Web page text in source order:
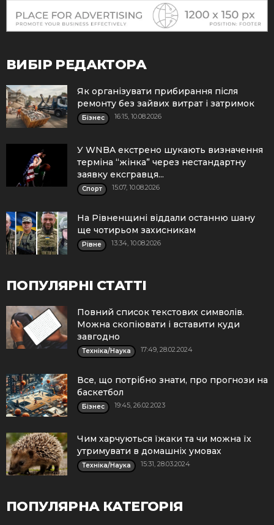
ВИБІР РЕДАКТОРА
Як організувати прибирання після
ремонту без зайвих витрат і затримок
Бізнес 16:15, 10.08.2026
У WNBA екстрено шукають визначення
терміна “жінка” через нестандартну
заявку ексгравця...
Спорт 15:07, 10.08.2026
На Рівненщині віддали останню шану
ще чотирьом захисникам
Рівне 13:34, 10.08.2026
ПОПУЛЯРНІ СТАТТІ
Повний список текстових символів.
Можна скопіювати і вставити куди
завгодно
Техніка/Наука 17:49, 28.02.2024
Все, що потрібно знати, про прогнози на
баскетбол
Бізнес 19:45, 26.02.2023
Чим харчуються їжаки та чи можна їх
утримувати в домашніх умовах
Техніка/Наука 15:31, 28.03.2024
ПОПУЛЯРНА КАТЕГОРІЯ